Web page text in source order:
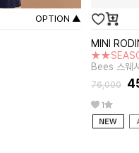
OPTION ▲
MINI
Bees 스웨
76,000
1